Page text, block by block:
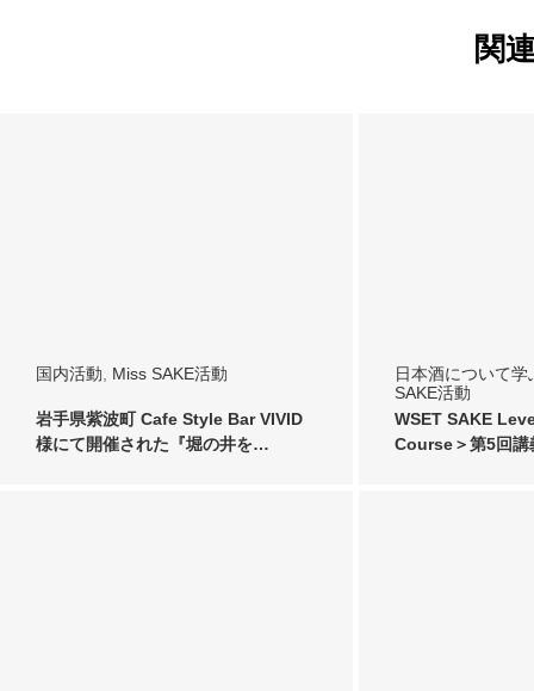
関
国内活動 Miss SAKE活動
岩手県紫波町 Cafe Style Bar VIVID
様にて開催された『堀の井を…
日本酒について学
SAKE活動
WSET SAKE
Course＞第5回